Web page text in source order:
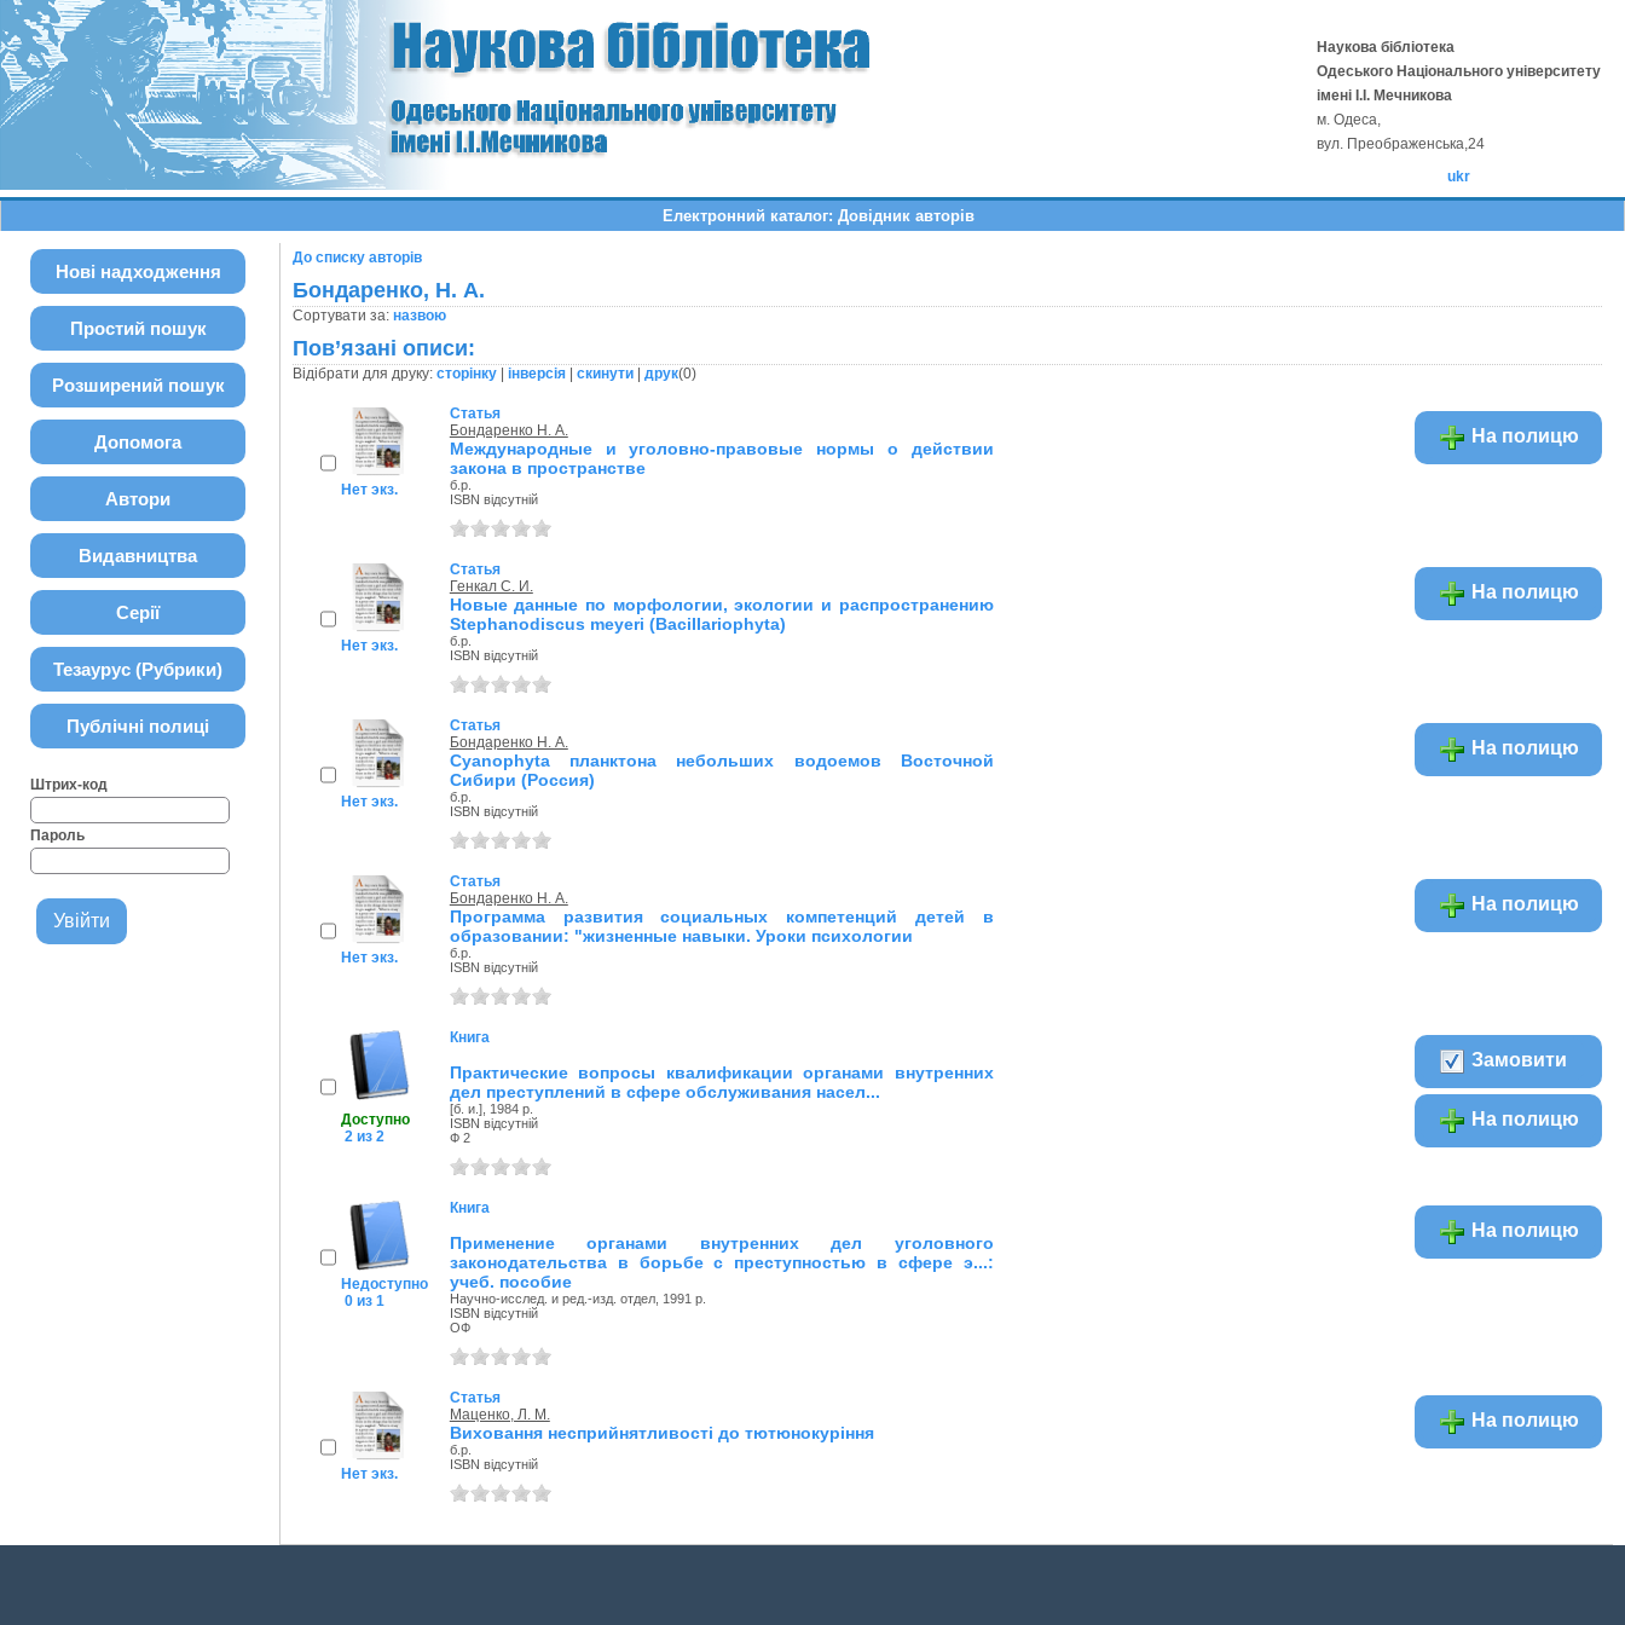
Наукова бібліотека
Одеського Національного університету
імені І.І. Мечникова
м. Одеса,
вул. Преображенська,24
ukr
Електронний каталог: Довідник авторів
Нові надходження
Простий пошук
Розширений пошук
Допомога
Автори
Видавництва
Серії
Тезаурус (Рубрики)
Публічні полиці
Штрих-код
Пароль
До списку авторів
Бондаренко, Н. А.
Сортувати за: назвою
Пов’язані описи:
Відібрати для друку: сторінку| інверсія| скинути| друк(0)
Нет экз.
Статья
Бондаренко Н. А.
Международные и уголовно-правовые нормы о действии
закона в пространстве
б.р.
ISBN відсутній
На полицю
Нет экз.
Статья
Генкал С. И.
Новые данные по морфологии, экологии и распространению
Stephanodiscus meyeri (BaciIIariophyta)
б.р.
ISBN відсутній
На полицю
Нет экз.
Статья
Бондаренко Н. А.
Cyanophyta планктона небольших водоемов Восточной
Сибири (Россия)
б.р.
ISBN відсутній
На полицю
Нет экз.
Статья
Бондаренко Н. А.
Программа развития социальных компетенций детей в
образовании: "жизненные навыки. Уроки психологии
б.р.
ISBN відсутній
На полицю
Доступно
2 из 2
Книга
Практические вопросы квалификации органами внутренних
дел преступлений в сфере обслуживания насел...
[б. и.], 1984 р.
ISBN відсутній
Ф 2
Замовити
На полицю
Недоступно
0 из 1
Книга
Применение органами внутренних дел уголовного
законодательства в борьбе с преступностью в сфере э...:
учеб. пособие
Научно-исслед. и ред.-изд. отдел, 1991 р.
ISBN відсутній
ОФ
На полицю
Нет экз.
Статья
Маценко, Л. М.
Виховання несприйнятливості до тютюнокуріння
б.р.
ISBN відсутній
На полицю